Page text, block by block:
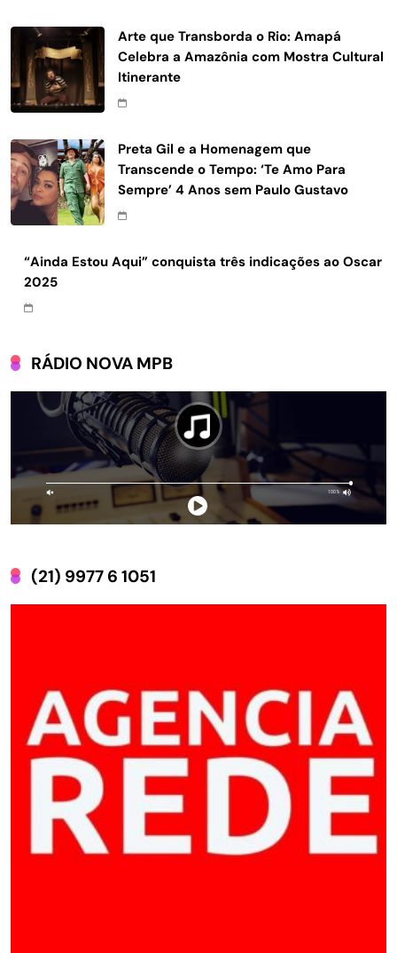
Arte que Transborda o Rio: Amapá
Celebra a Amazônia com Mostra Cultural
Itinerante
Preta Gil e a Homenagem que
Transcende o Tempo: ‘Te Amo Para
Sempre’ 4 Anos sem Paulo Gustavo
“Ainda Estou Aqui” conquista três indicações ao Oscar
2025
RÁDIO NOVA MPB
(21) 9977 6 1051